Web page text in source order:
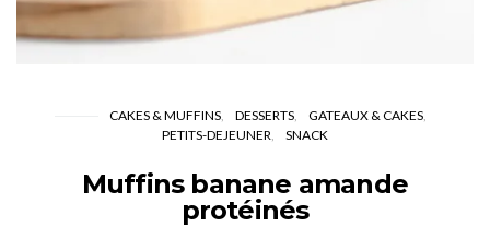
CAKES & MUFFINS DESSERTS
GATEAUX & CAKES
PETITS-DEJEUNER
SNACK
Muffins banane amande
protéinés